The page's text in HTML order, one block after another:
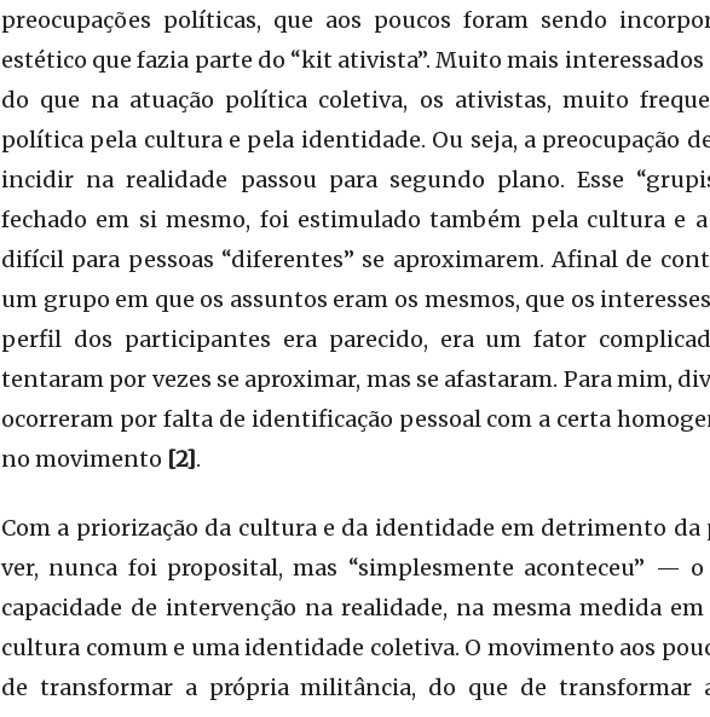
preocupações políticas, que aos poucos foram sendo
estético que fazia parte do “kit ativista”. Muito mais
do que na atuação política coletiva, os ativistas, muito
política pela cultura e pela identidade. Ou seja, a preocupação
incidir na realidade passou para segundo plano. Esse
fechado em si mesmo, foi estimulado também pela cultura e
difícil para pessoas “diferentes” se aproximarem. Afinal de
um grupo em que os assuntos eram os mesmos, que os
perfil dos participantes era parecido, era um fator
tentaram por vezes se aproximar, mas se afastaram. Para mim,
ocorreram por falta de identificação pessoal com a certa
no movimento [2].
Com a priorização da cultura e da identidade em detrimento
ver, nunca foi proposital, mas “simplesmente aconteceu” —
capacidade de intervenção na realidade, na mesma medida
cultura comum e uma identidade coletiva. O movimento aos
de transformar a própria militância, do que de transformar